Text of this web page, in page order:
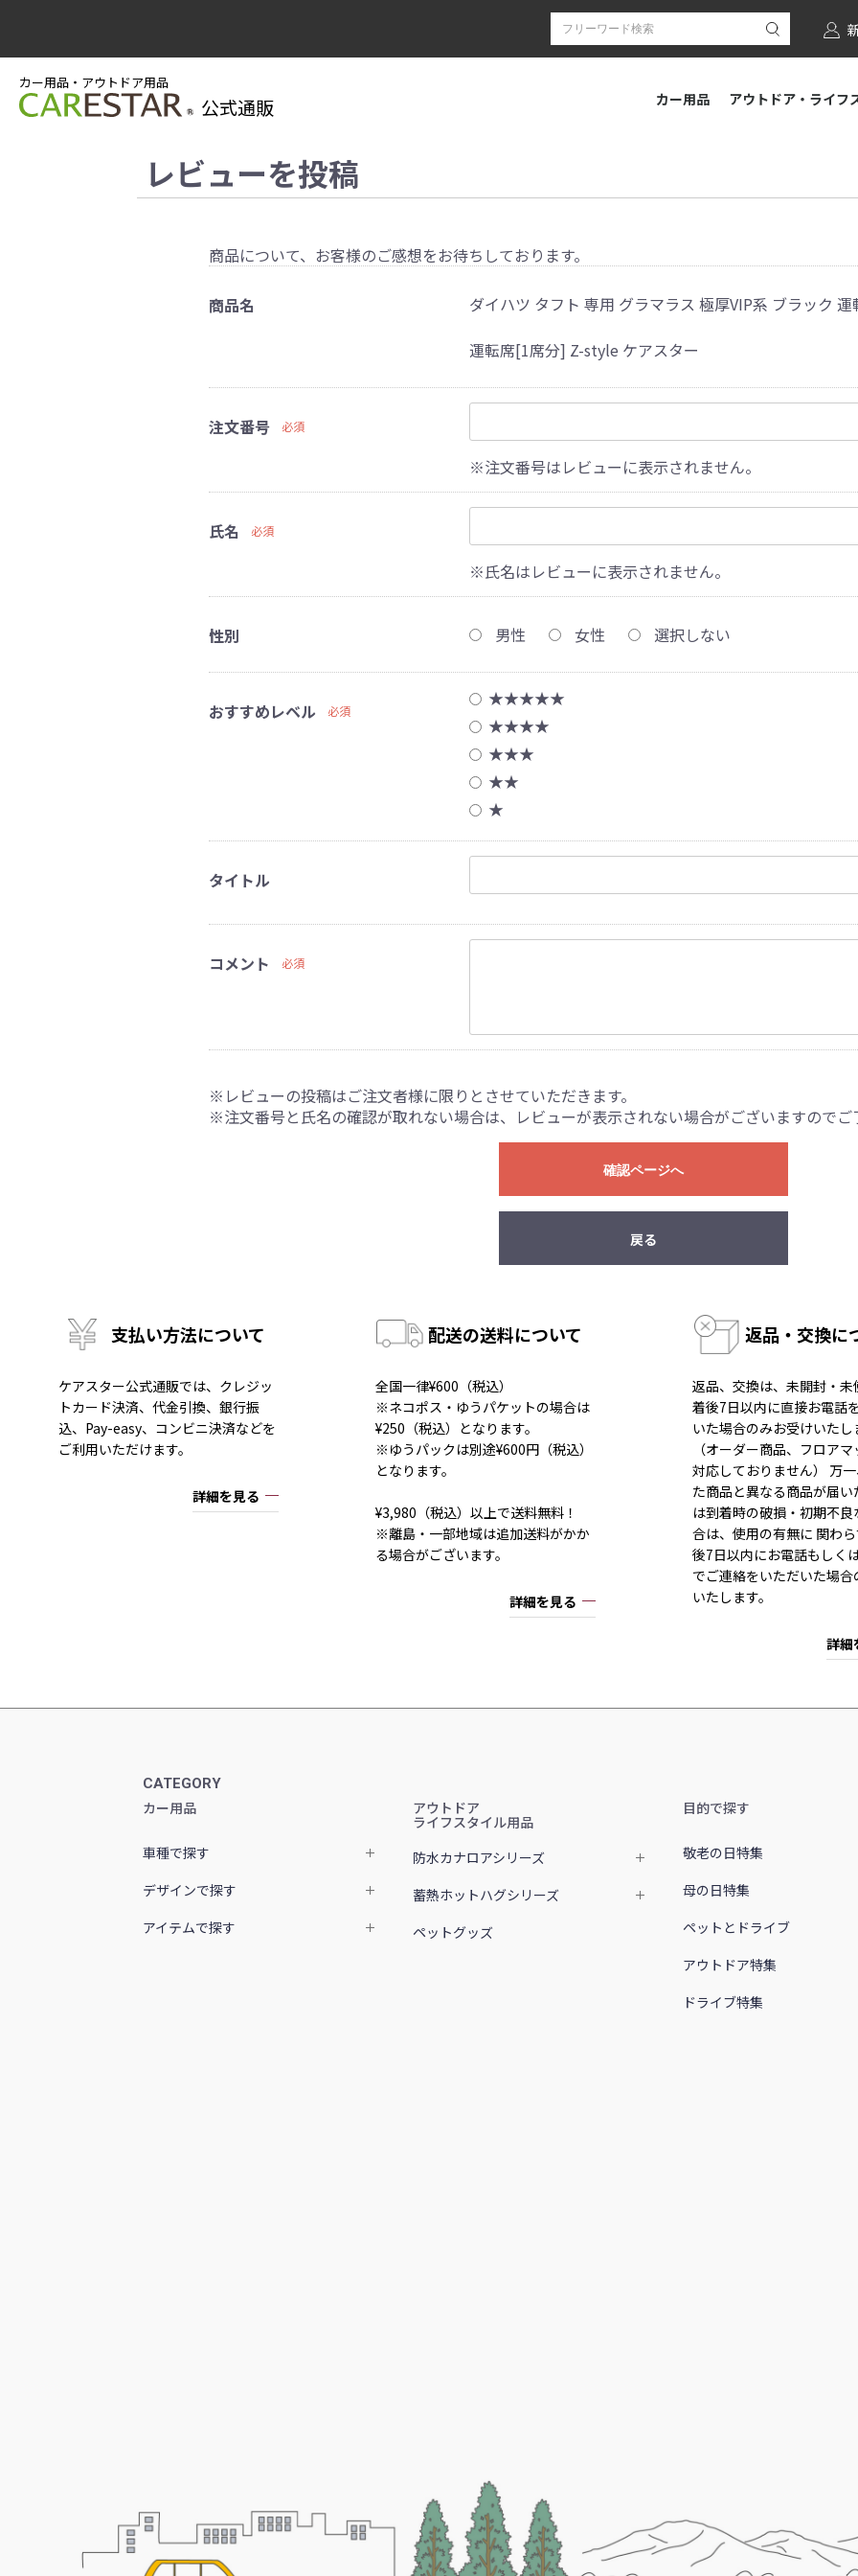
カー用品・アウトドア用品
公式通販 カー用品 アウトドア・ライフ
レビューを投稿
商品について、お客様のご感想をお待ちしております。
商品名
ダイハツ タフト 専用 グラマラス 極厚VIP系 ブラック
運転席[1席分] Z-style ケアスター
注文番号 必須
※注文番号はレビューに表示されません。
氏名 必須
※氏名はレビューに表示されません。
性別 男性 女性 選択しない
おすすめレベル 必須
★★★★★
★★★★
★★★
★★
★
タイトル
コメント 必須
※レビューの投稿はご注文者様に限りとさせていただきます。
※注文番号と氏名の確認が取れない場合は、レビューが表示されない場合がございますのでご
確認ページへ
戻る
支払い方法について
ケアスター公式通販では、クレジッ
トカード決済、代金引換、銀行振
込、Pay-easy、コンビニ決済などを
ご利用いただけます。
詳細を見る
配送の送料について
全国一律¥600（税込）
※ネコポス・ゆうパケットの場合は
¥250（税込）となります。
※ゆうパックは別途¥600円（税込）
となります。
¥3,980（税込）以上で送料無料！
※離島・一部地域は追加送料がかか
る場合がございます。
詳細を見る
返品・交換に
返品、交換は、未開封・未
着後7日以内に直接お電話
いた場合のみお受けいたし
（オーダー商品、フロア
対応しておりません） 万
た商品と異なる商品が届い
は到着時の破損・初期不良
合は、使用の有無に 関わ
後7日以内にお電話もしく
でご連絡をいただいた場合
いたします。
詳細
CATEGORY
カー用品
車種で探す
デザインで探す
アイテムで探す
アウトドア
ライフスタイル用品
防水カナロアシリーズ
蓄熱ホットハグシリーズ
ペットグッズ
目的で探す
敬老の日特集
母の日特集
ペットとドライブ
アウトドア特集
ドライブ特集